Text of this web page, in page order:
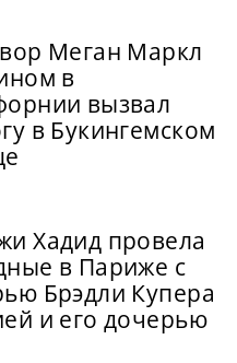
Меган Маркл
в
вызвал
в Букингемском
Хадид провела
в Париже с
Брэдли Купера
и его дочерью